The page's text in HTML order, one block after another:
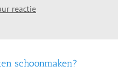
reactie
schoonmaken?